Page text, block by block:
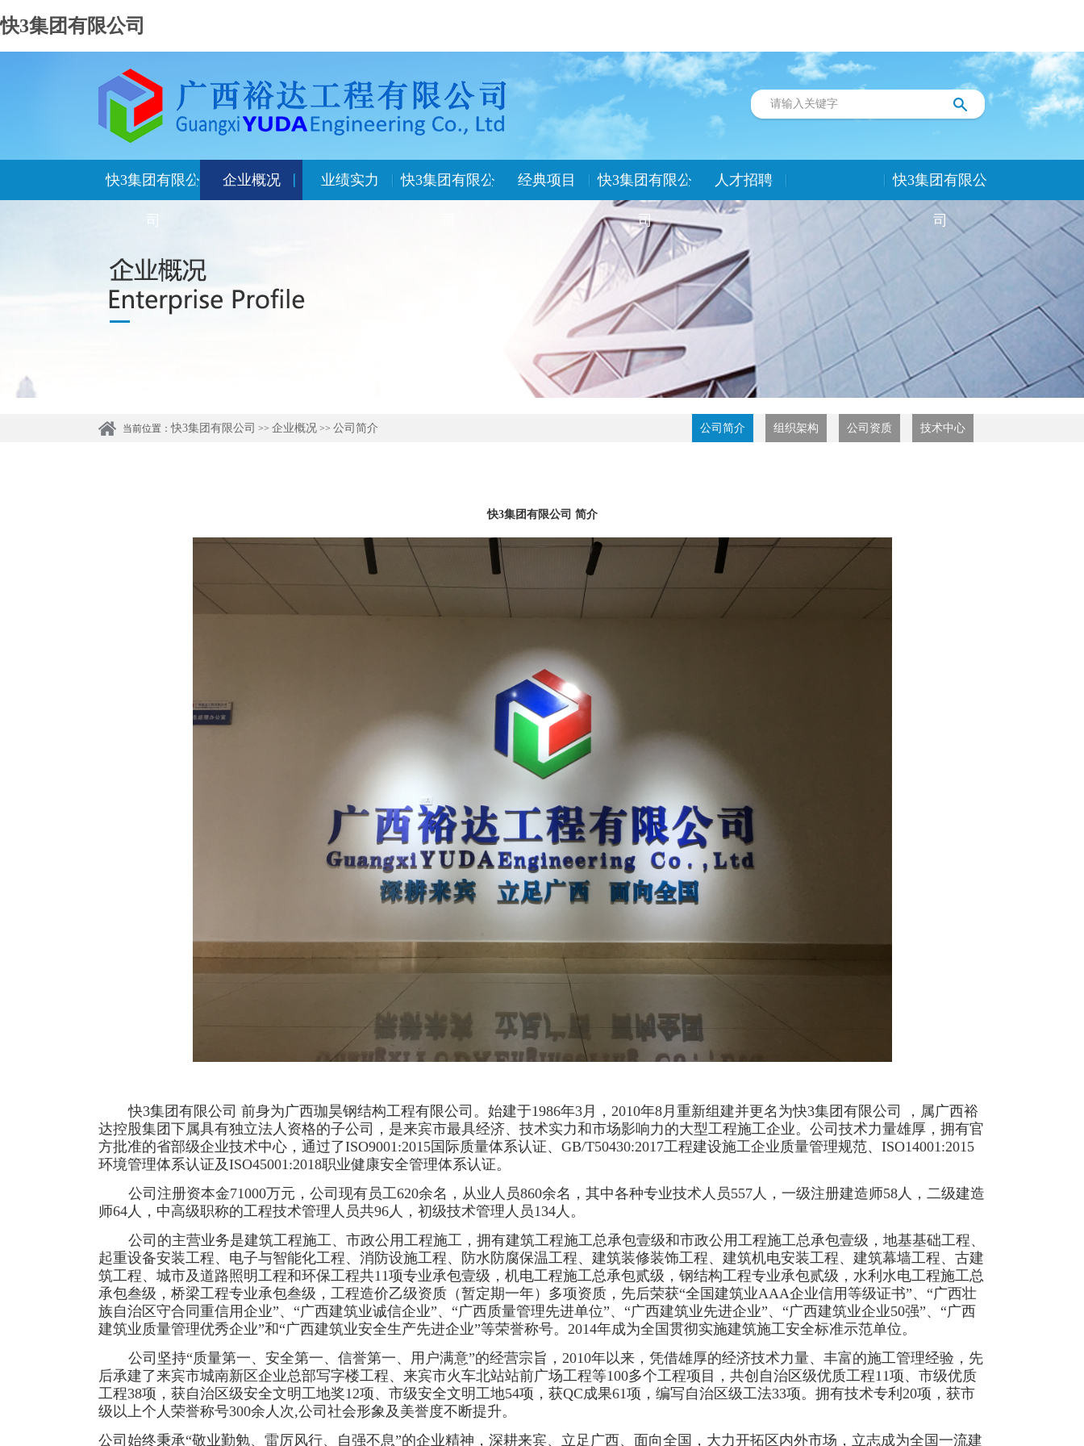
快3集团有限公司
快3集团有限公
司
企业概况 业绩实力 快3集团有限公 经典项目 快3集团有限公
司
人才招聘 快3集团有限公
司
当前位置：快3集团有限公司 >> 企业概况 >> 公司简介 公司简介 组织架构 公司资质 技术中心
快3集团有限公司 简介
快3集团有限公司 前身为广西珈昊钢结构工程有限公司。始建于1986年3月，2010年8月重新组建并更名为快3集团有限公司 ，属广西裕
达控股集团下属具有独立法人资格的子公司，是来宾市最具经济、技术实力和市场影响力的大型工程施工企业。公司技术力量雄厚，拥有官
方批准的省部级企业技术中心，通过了ISO9001:2015国际质量体系认证、GB/T50430:2017工程建设施工企业质量管理规范、ISO14001:2015
环境管理体系认证及ISO45001:2018职业健康安全管理体系认证。
公司注册资本金71000万元，公司现有员工620余名，从业人员860余名，其中各种专业技术人员557人，一级注册建造师58人，二级建造
师64人，中高级职称的工程技术管理人员共96人，初级技术管理人员134人。
公司的主营业务是建筑工程施工、市政公用工程施工，拥有建筑工程施工总承包壹级和市政公用工程施工总承包壹级，地基基础工程、
起重设备安装工程、电子与智能化工程、消防设施工程、防水防腐保温工程、建筑装修装饰工程、建筑机电安装工程、建筑幕墙工程、古建
筑工程、城市及道路照明工程和环保工程共11项专业承包壹级， 机电工程施工总承包贰级，钢结构工程专业承包贰级，水利水电工程施工总
承包叁级，桥梁工程专业承包叁级，工程造价乙级资质（暂定期一年）多项资质，先后荣获“全国建筑业AAA企业信用等级证书”、“广西壮
族自治区守合同重信用企业”、“广西建筑业诚信企业”、“广西质量管理先进单位”、“广西建筑业先进企业”、“广西建筑业企业50强”、“广西
建筑业质量管理优秀企业”和“广西建筑业安全生产先进企业”等荣誉称号。2014年成为全国贯彻实施建筑施工安全标准示范单位。
公司坚持“质量第一、安全第一、信誉第一、用户满意”的经营宗旨，2010年以来，凭借雄厚的经济技术力量、丰富的施工管理经验，先
后承建了来宾市城南新区企业总部写字楼工程、来宾市火车北站站前广场工程等100多个工程项目，共创自治区级优质工程11项、市级优质
工程38项，获自治区级安全文明工地奖12项、市级安全文明工地54项，获QC成果61项，编写自治区级工法33项。拥有技术专利20项，获市
级以上个人荣誉称号300余人次,公司社会形象及美誉度不断提升。
公司始终秉承“敬业勤勉、雷厉风行、自强不息”的企业精神，深耕来宾、立足广西、面向全国，大力开拓区内外市场，立志成为全国一流建